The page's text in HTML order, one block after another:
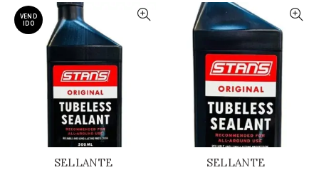
VEND
IDO
SELLANTE
SELLANTE